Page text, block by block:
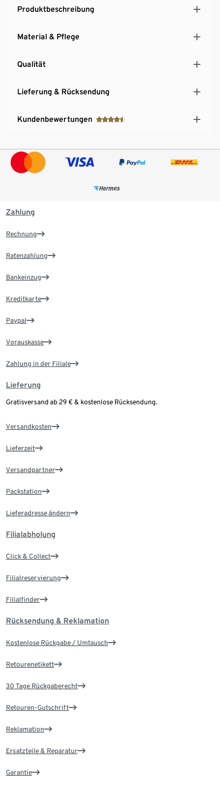
Produktbeschreibung
Material & Pflege
Qualität
Lieferung & Rücksendung
Kundenbewertungen
Zahlung
Rechnung
Ratenzahlung
Bankeinzug
Kreditkarte
Paypal
Vorauskasse
Zahlung in der Filiale
Lieferung
Gratisversand ab 29 € & kostenlose Rücksendung.
Versandkosten
Lieferzeit
Versandpartner
Packstation
Lieferadresse ändern
Filialabholung
Click & Collect
Filialreservierung
Filialfinder
Rücksendung & Reklamation
Kostenlose Rückgabe / Umtausch
Retourenetikett
30 Tage Rückgaberecht
Retouren-Gutschrift
Reklamation
Ersatzteile & Reparatur
Garantie